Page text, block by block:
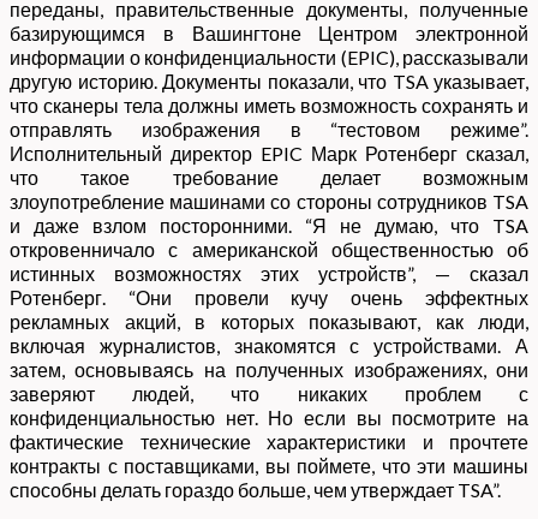
переданы, правительственные документы, полученные
базирующимся в Вашингтоне Центром электронной
информации о конфиденциальности (EPIC), рассказывали
другую историю. Документы показали, что TSA указывает,
что сканеры тела должны иметь возможность сохранять и
отправлять изображения в “тестовом режиме”.
Исполнительный директор EPIC Марк Ротенберг сказал,
что такое требование делает возможным
злоупотребление машинами со стороны сотрудников TSA
и даже взлом посторонними. “Я не думаю, что TSA
откровенничало с американской общественностью об
истинных возможностях этих устройств”, — сказал
Ротенберг. “Они провели кучу очень эффектных
рекламных акций, в которых показывают, как люди,
включая журналистов, знакомятся с устройствами. А
затем, основываясь на полученных изображениях, они
заверяют людей, что никаких проблем с
конфиденциальностью нет. Но если вы посмотрите на
фактические технические характеристики и прочтете
контракты с поставщиками, вы поймете, что эти машины
способны делать гораздо больше, чем утверждает TSA”.